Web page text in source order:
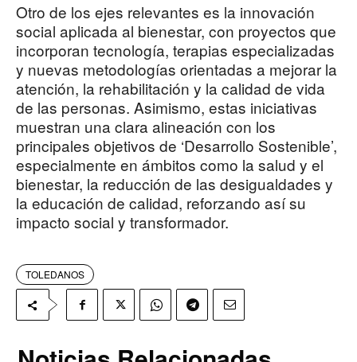
Otro de los ejes relevantes es la innovación
social aplicada al bienestar, con proyectos que
incorporan tecnología, terapias especializadas
y nuevas metodologías orientadas a mejorar la
atención, la rehabilitación y la calidad de vida
de las personas. Asimismo, estas iniciativas
muestran una clara alineación con los
principales objetivos de ‘Desarrollo Sostenible’,
especialmente en ámbitos como la salud y el
bienestar, la reducción de las desigualdades y
la educación de calidad, reforzando así su
impacto social y transformador.
TOLEDANOS